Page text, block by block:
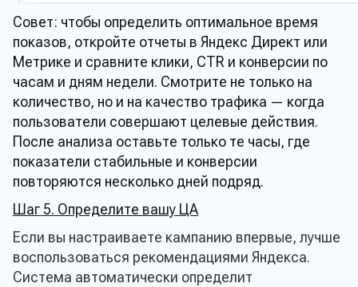
Совет: чтобы определить оптимальное время
показов, откройте отчеты в Яндекс Директ или
Метрике и сравните клики, CTR и конверсии по
часам и дням недели. Смотрите не только на
количество, но и на качество трафика — когда
пользователи совершают целевые действия.
После анализа оставьте только те часы, где
показатели стабильные и конверсии
повторяются несколько дней подряд.
Шаг 5. Определите вашу ЦА
Если вы настраиваете кампанию впервые, лучше
воспользоваться рекомендациями Яндекса.
Система автоматически определит